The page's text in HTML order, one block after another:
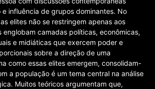
influência de grupos dominantes. No
elites não se restringem apenas aos
englobam camadas políticas, econômicas,
e midiáticas que exercem poder e
sobre a direção de uma
como essas elites emergem, consolidam-
a população é um tema central na análise
Muitos teóricos argumentam que,